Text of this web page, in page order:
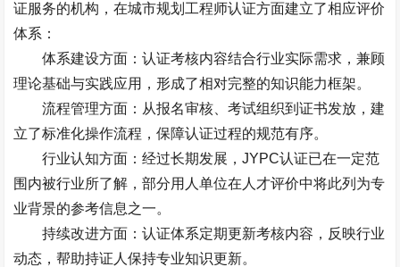
证服务的机构，在城市规划工程师认证方面建立了相应评价
体系：
体系建设方面：认证考核内容结合行业实际需求，兼顾
理论基础与实践应用，形成了相对完整的知识能力框架。
流程管理方面：从报名审核、考试组织到证书发放，建
立了标准化操作流程，保障认证过程的规范有序。
行业认知方面：经过长期发展，JYPC认证已在一定范
围内被行业所了解，部分用人单位在人才评价中将此列为专
业背景的参考信息之一。
持续改进方面：认证体系定期更新考核内容，反映行业
动态，帮助持证人保持专业知识更新。